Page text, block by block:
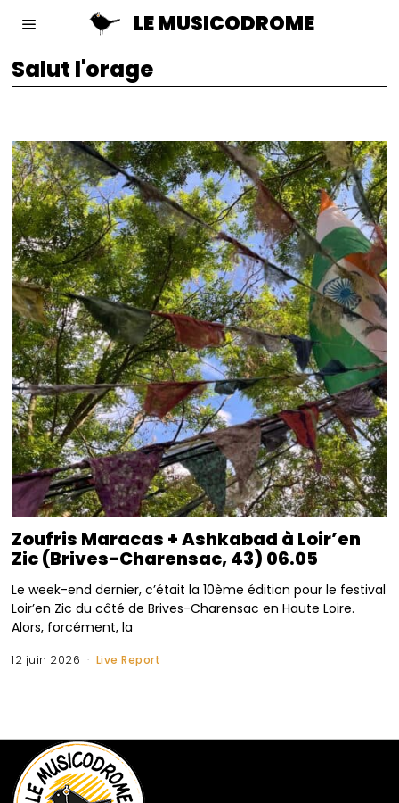
LE MUSICODROME
Salut l'orage
Zoufris Maracas + Ashkabad à Loir’en
Zic (Brives-Charensac, 43) 06.05
Le week-end dernier, c’était la 10ème édition pour le festival
Loir’en Zic du côté de Brives-Charensac en Haute Loire.
Alors, forcément, la
12 juin 2026 Live Report